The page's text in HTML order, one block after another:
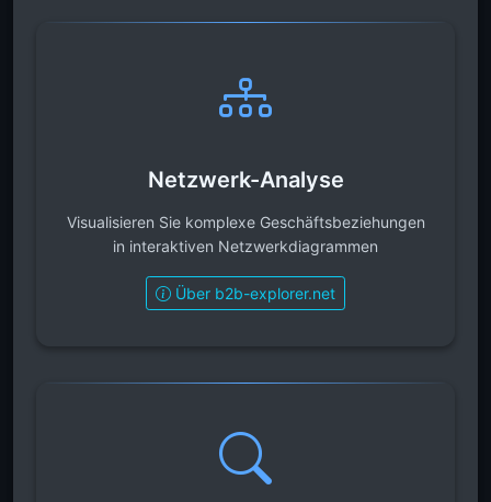
Netzwerk-Analyse
Visualisieren Sie komplexe Geschäftsbeziehungen
in interaktiven Netzwerkdiagrammen
Über b2b-explorer.net